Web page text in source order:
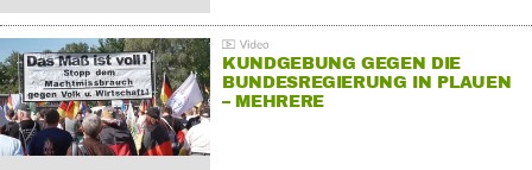
KUNDGEBUNG GEGEN DIE
BUNDESREGIERUNG IN PLAUEN
– MEHRERE